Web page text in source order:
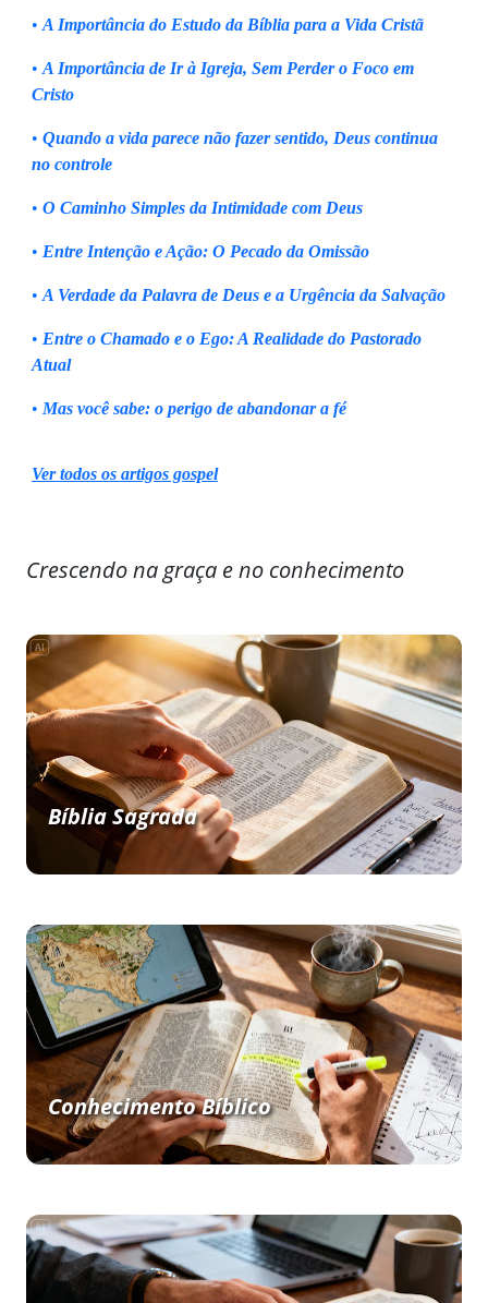
• A Importância do Estudo da Bíblia para a Vida Cristã
• A Importância de Ir à Igreja, Sem Perder o Foco em
Cristo
• Quando a vida parece não fazer sentido, Deus continua
no controle
• O Caminho Simples da Intimidade com Deus
• Entre Intenção e Ação: O Pecado da Omissão
• A Verdade da Palavra de Deus e a Urgência da Salvação
• Entre o Chamado e o Ego: A Realidade do Pastorado
Atual
• Mas você sabe: o perigo de abandonar a fé
Ver todos os artigos gospel
Crescendo na graça e no conhecimento
Bíblia Sagrada
Conhecimento Bíblico